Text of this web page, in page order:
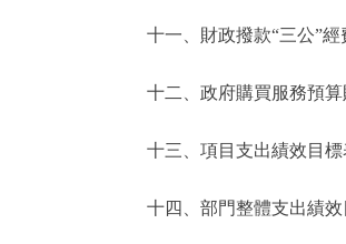
十一、財政撥款“三公”經
十二、政府購買服務預算
十三、項目支出績效目標
十四、部門整體支出績效